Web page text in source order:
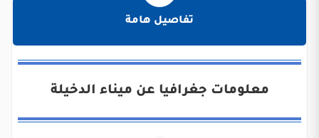
تفاصيل هامة
معلومات جغرافيا عن ميناء الدخيلة